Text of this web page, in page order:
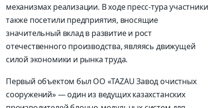
механизмах реализации. В ходе пресс-тура участники
также посетили предприятия, вносящие
значительный вклад в развитие и рост
отечественного производства, являясь движущей
силой экономики и рынка труда.
Первый объектом был ОО «TAZAU Завод очистных
сооружений» — один из ведущих казахстанских